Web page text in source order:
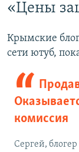
​«Цены
Крымские
сети ютуб,
комиссия
Сергей, блогер